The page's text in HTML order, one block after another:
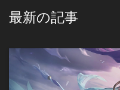
最新の記事